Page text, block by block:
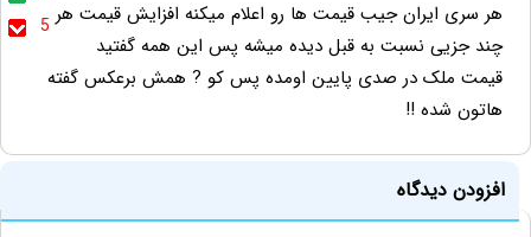
5 هر سری ایران جیب قیمت ها رو اعلام میکنه افزایش قیمت هر
چند جزیی نسبت به قبل دیده میشه پس این همه گفتید
قیمت ملک در صدی پایین اومده پس کو ? همش برعکس گفته
هاتون شده !!
افزودن دیدگاه